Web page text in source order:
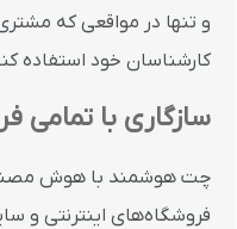
و تنها در مواقعی که مشتری
کارشناسان خود استفاده
سازگاری با تمامی
چت هوشمند با هوش
فروشگاه‌های اینترنتی و